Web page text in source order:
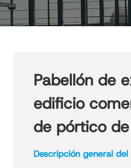
Pabellón de
edificio
de pórtico
Descripción general